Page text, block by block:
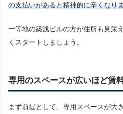
バーチャルオフィスを簡
バーチャルオフィスを利
ワンストップビジネスセ
の支払いがあると精神的に辛くなり
一等地の築浅ビルの方が住所も見栄
くスタートしましょう。
専用のスペースが広いほど賃
まず前提として、専用スペースが大